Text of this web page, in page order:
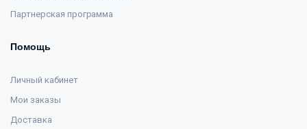
Партнерская программа
Помощь
Личный кабинет
Мои заказы
Доставка